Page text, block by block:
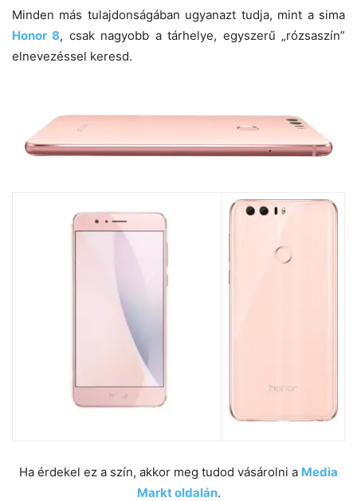
Minden más tulajdonságában ugyanazt tudja, mint a sima
Honor 8, csak nagyobb a tárhelye, egyszerű „rózsaszín”
elnevezéssel keresd.
Ha érdekel ez a szín, akkor meg tudod vásárolni a Media
Markt oldalán.